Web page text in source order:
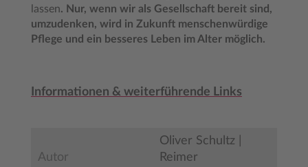
lassen. Nur, wenn wir als Gesellschaft bereit sind,
umzudenken, wird in Zukunft menschenwürdige
Pflege und ein besseres Leben im Alter möglich.
Informationen & weiterführende Links
Autor
Oliver Schultz |
Reimer